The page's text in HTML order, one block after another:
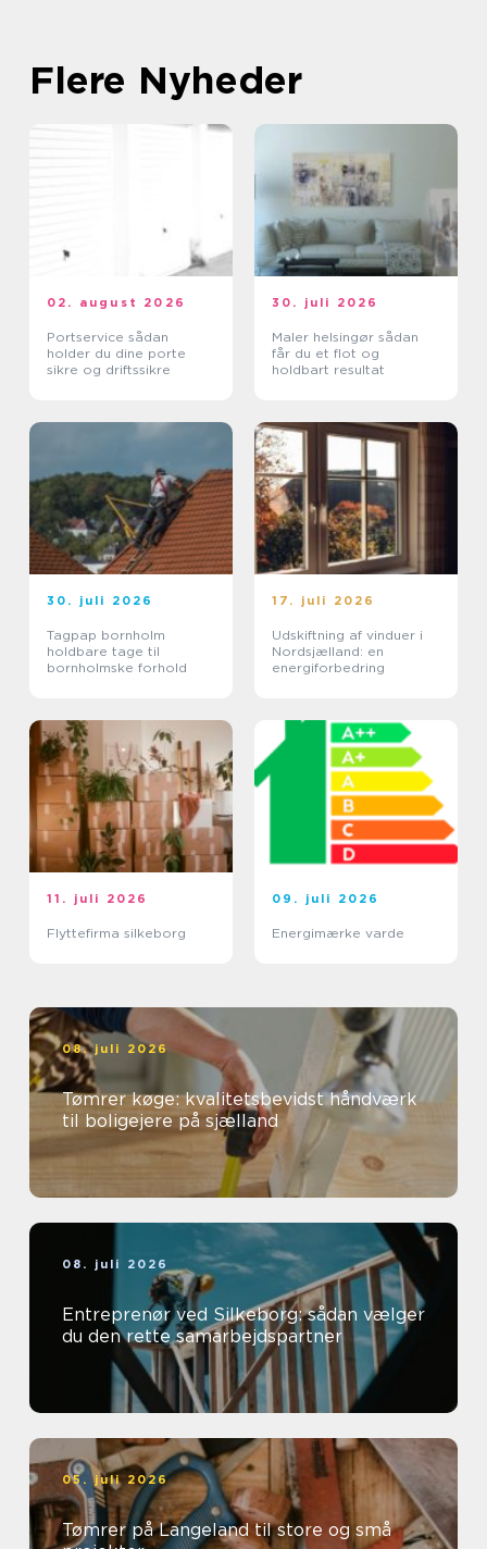
Flere Nyheder
02. august 2026
Portservice sådan
holder du dine porte
sikre og driftssikre
30. juli 2026
Maler helsingør sådan
får du et flot og
holdbart resultat
30. juli 2026
Tagpap bornholm
holdbare tage til
bornholmske forhold
17. juli 2026
Udskiftning af vinduer i
Nordsjælland: en
energiforbedring
11. juli 2026
Flyttefirma silkeborg
09. juli 2026
Energimærke varde
08. juli 2026
Tømrer køge: kvalitetsbevidst håndværk
til boligejere på sjælland
08. juli 2026
Entreprenør ved Silkeborg: sådan vælger
du den rette samarbejdspartner
05. juli 2026
Tømrer på Langeland til store og små